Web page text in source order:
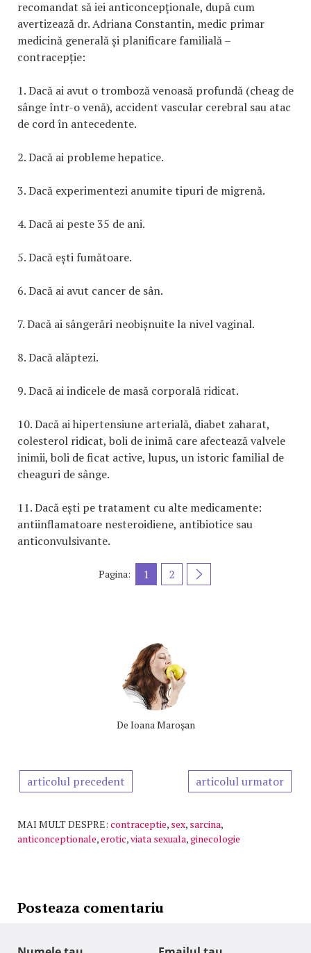
recomandat să iei anticoncepţionale, după cum
avertizează dr. Adriana Constantin, medic primar
medicină generală și planificare familială –
contracepție:
1. Dacă ai avut o tromboză venoasă profundă (cheag de
sânge într-o venă), accident vascular cerebral sau atac
de cord în antecedente.
2. Dacă ai probleme hepatice.
3. Dacă experimentezi anumite tipuri de migrenă.
4. Dacă ai peste 35 de ani.
5. Dacă ești fumătoare.
6. Dacă ai avut cancer de sân.
7. Dacă ai sângerări neobișnuite la nivel vaginal.
8. Dacă alăptezi.
9. Dacă ai indicele de masă corporală ridicat.
10. Dacă ai hipertensiune arterială, diabet zaharat,
colesterol ridicat, boli de inimă care afectează valvele
inimii, boli de ficat active, lupus, un istoric familial de
cheaguri de sânge.
11. Dacă ești pe tratament cu alte medicamente:
antiinflamatoare nesteroidiene, antibiotice sau
anticonvulsivante.
Pagina: 1 2
De Ioana Maroşan
articolul precedent articolul urmator
MAI MULT DESPRE: contraceptie, sex, sarcina,
anticonceptionale,erotic,viata sexuala,ginecologie
Posteaza comentariu